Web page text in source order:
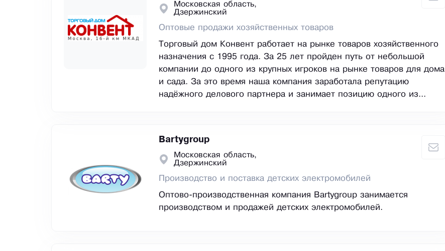
Московская область,
Дзержинский
Оптовые продажи хозяйственных товаров
Торговый дом Конвент работает на рынке товаров хозяйственного
назначения с 1995 года. За 25 лет пройден путь от небольшой
компании до одного из крупных игроков на рынке товаров для дома
и сада. За это время наша компания заработала репутацию
надёжного делового партнера и занимает позицию одного из...
Bartygroup
Московская область,
Дзержинский
Производство и поставка детских электромобилей
Оптово-производственная компания Bartygroup занимается
производством и продажей детских электромобилей.